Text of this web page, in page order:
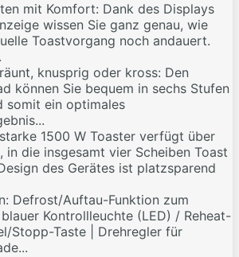
mit Komfort: Dank des Displays
wissen Sie ganz genau, wie
Toastvorgang noch andauert.
knusprig oder kross: Den
können Sie bequem in sechs Stufen
somit ein optimales
1500 W Toaster verfügt über
in die insgesamt vier Scheiben Toast
des Gerätes ist platzsparend
Defrost/Auftau-Funktion zum
Kontrollleuchte (LED) / Reheat-
Stopp-Taste | Drehregler für